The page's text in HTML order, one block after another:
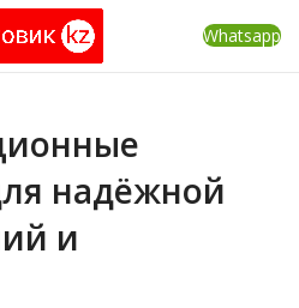
Whatsapp
надёжной
и